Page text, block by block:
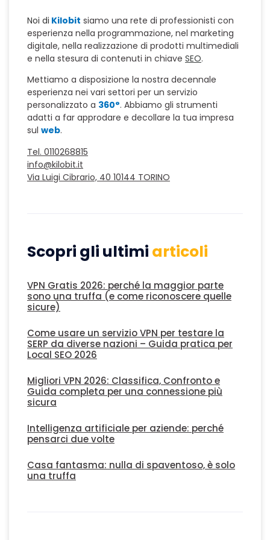
Noi di Kilobit siamo una rete di professionisti con
esperienza nella programmazione, nel marketing
digitale, nella realizzazione di prodotti multimediali
e nella stesura di contenuti in chiave SEO.
Mettiamo a disposizione la nostra decennale
esperienza nei vari settori per un servizio
personalizzato a 360°. Abbiamo gli strumenti
adatti a far approdare e decollare la tua impresa
sul web.
Tel. 0110268815
info@kilobit.it
Via Luigi Cibrario, 40 10144 TORINO
Scopri gli ultimi articoli
VPN Gratis 2026: perché la maggior parte
sono una truffa (e come riconoscere quelle
sicure)
Come usare un servizio VPN per testare la
SERP da diverse nazioni – Guida pratica per
Local SEO 2026
Migliori VPN 2026: Classifica, Confronto e
Guida completa per una connessione più
sicura
Intelligenza artificiale per aziende: perché
pensarci due volte
Casa fantasma: nulla di spaventoso, è solo
una truffa